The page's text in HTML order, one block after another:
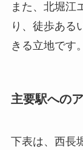
また、北堀江
り、徒歩ある
きる立地です
主要駅への
下表は、西長